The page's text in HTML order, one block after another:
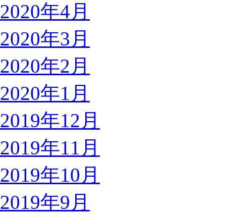
2020年4月
2020年3月
2020年2月
2020年1月
2019年12月
2019年11月
2019年10月
2019年9月